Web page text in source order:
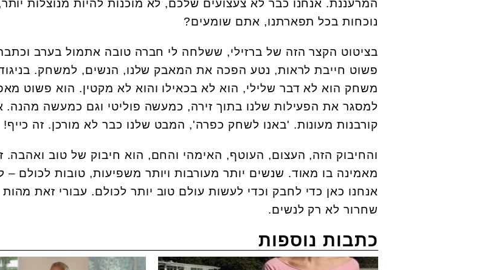
המרעננת. אנחנו כבר לא צעצועים שלכם, לא מוכנות להיות מנוצלות
נוכחות בכל תפארתנו, אתם שומעים?
בציטוט הקצר הזה של ברזילי, ששלחה לי חברה טובה אתמול בערב
פשוט חייבת לראות, נטע הפכה את המאבק שלנו, הנשים, למשחק. בניגוד
משחק הוא לא דבר שלילי, הוא לא בכאילו והוא לא מקטין. הוא פשוט
למסגר את הפעילות שלנו בתוך זירה, כמעשה פוליטי וגם כמעשה מהנה.
קורבנות מעונות. 'באנו לשחק כפרה', המבט שלנו כבר לא מורכן. זה כייף!
והחיבוק הזה, העצום, העוטף, האימהי והחם, הוא חיבוק של טוב ואהבה.
מאמינה בו מאוד. שנשים יותר מעורבות ויותר משפיעות, טובות לכולם –
אנחנו כאן כדי לחבק וכדי לעשות עולם טוב יותר לכולם. עבורי זאת
שחרור לא רק לנשים.
כתבות נוספות